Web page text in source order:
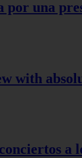
por una
with
a